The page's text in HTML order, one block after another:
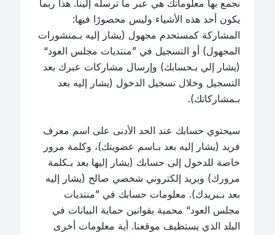
نجمع بها معلوماتك هي عبر ما ترسله إلينا. هذا ربما
يكون أحد هذه الأشياء وليس محصورًا فيها:
المشاركة كمستحدم مجهول (يشار إليه بـمنشورات
المجهول) أو التسجيل في ”منتديات مجلس العود“
(يشار إلي بـحسابك) وإرسال مشاركات عبرك بعد
التسجيل وخلال تسجيل الدخول (يشار إليه بعد
بـمشاركاتك).
سيحتوي حسابك عند الحد الأدنى على اسم معرف
فريد (يشار إليه بعد بـاسم عضويتك)، وكلمة مرور
خاصة للدخول إلى حسابك (يشار إليها بعد بـكلمة
مرورك) وبريد إلكتروني شخصي صالح (يشار إليه
بعد بـبريدك). معلومات حسابك في ”منتديات
مجلس العود“ محمية بقوانين حماية البيانات في
البلد الذي يستظيف موقعنا. أية معلومات أخرى